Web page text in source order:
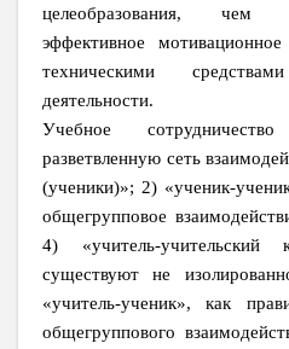
целеобразования, чем
эффективное
техническими
деятельности.
Учебное
разветвленную сеть
(ученики)»; 2) «ученик-
общегрупповое
4) «учитель-учительский
существуют не
«учитель-ученик», как
общегруппового